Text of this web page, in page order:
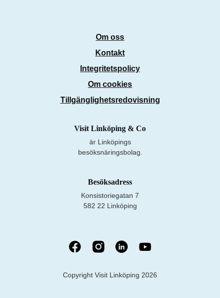
Om oss
Kontakt
Integritetspolicy
Om cookies
Tillgänglighetsredovisning
Visit Linköping & Co
är Linköpings
besöksnäringsbolag.
Besöksadress
Konsistoriegatan 7
582 22 Linköping
Copyright Visit Linköping 2026